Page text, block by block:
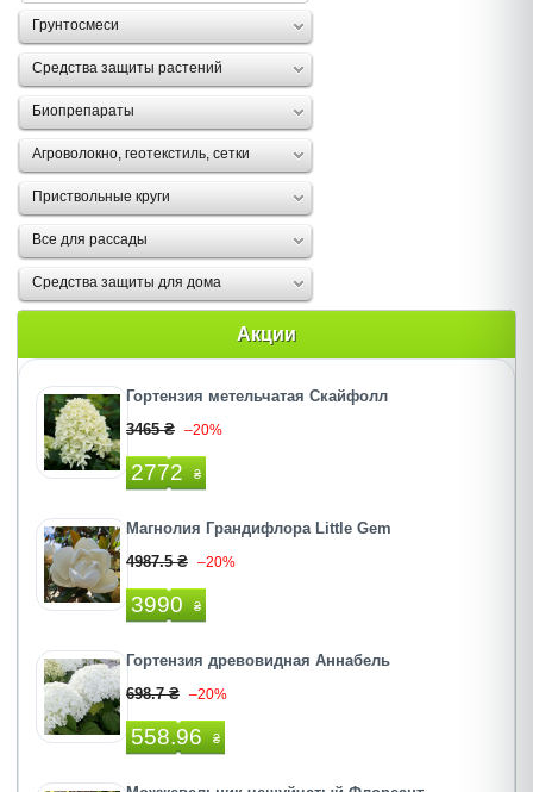
Грунтосмеси
Средства защиты растений
Биопрепараты
Агроволокно, геотекстиль, сетки
Приствольные круги
Все для рассады
Средства защиты для дома
Акции
Гортензия метельчатая Скайфолл
3465 ₴ –20%
2772 ₴
Магнолия Грандифлора Little Gem
4987.5 ₴ –20%
3990 ₴
Гортензия древовидная Аннабель
698.7 ₴ –20%
558.96 ₴